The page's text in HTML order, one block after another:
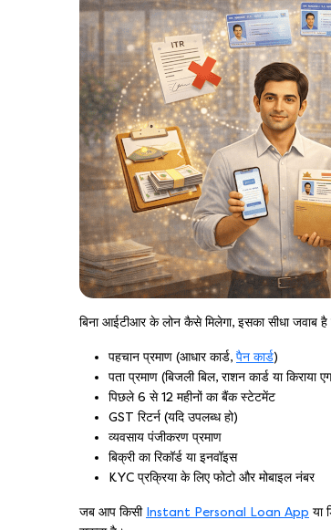
बिना आईटीआर के लोन कैसे मिलेगा, इसका सीधा जवाब
पहचान प्रमाण (आधार कार्ड, पैन कार्ड)
पता प्रमाण (बिजली बिल, राशन कार्ड या किराया
पिछले 6 से 12 महीनों का बैंक स्टेटमेंट
GST रिटर्न (यदि उपलब्ध हो)
व्यवसाय पंजीकरण प्रमाण
बिक्री का रिकॉर्ड या इनवॉइस
KYC प्रक्रिया के लिए फोटो और मोबाइल नंबर
जब आप किसी Instant Personal Loan App या